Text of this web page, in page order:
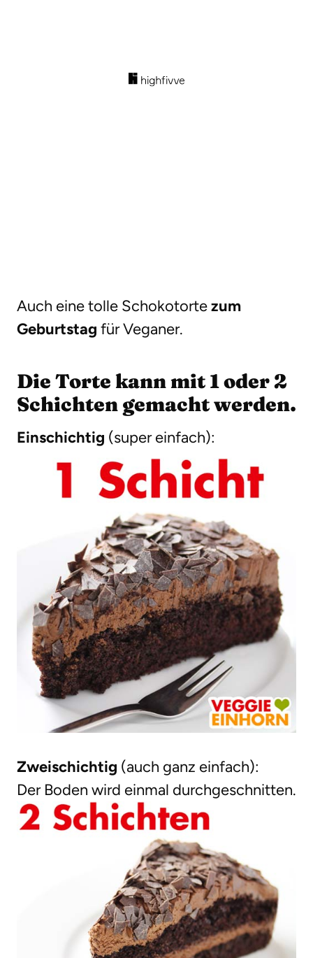
Auch eine tolle Schokotortezum
Geburtstag für Veganer.
Die Torte kann mit 1 oder 2
Schichten gemacht werden.
Einschichtig (super einfach):
Zweischichtig (auch ganz einfach):
Der Boden wird einmal durchgeschnitten.